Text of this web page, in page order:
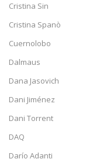
Cristina Sin
Cristina Spanò
Cuernolobo
Dalmaus
Dana Jasovich
Dani Jiménez
Dani Torrent
DAQ
Darío Adanti